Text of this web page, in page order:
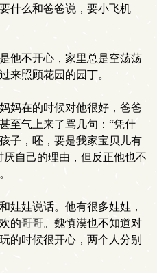
什么和爸爸说，要小飞机
他不开心，家里总是空荡荡
来照顾花园的园丁。
妈在的时候对他很好，爸爸
至气上来了骂几句：“凭什
子，呸，要是我家宝贝儿有
自己的理由，但反正他也不
娃娃说话。他有很多娃娃，
的哥哥。魏慎漠也不知道对
的时候很开心，两个人分别